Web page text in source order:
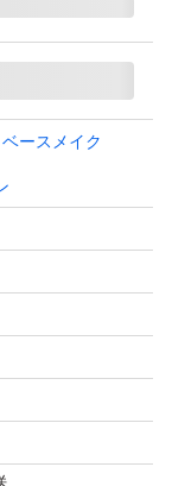
ベースメイク